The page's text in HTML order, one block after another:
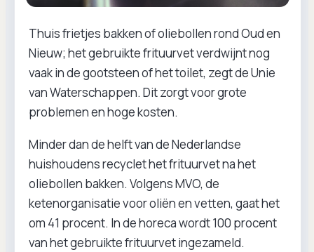
Thuis frietjes bakken of oliebollen rond Oud en
Nieuw; het gebruikte frituurvet verdwijnt nog
vaak in de gootsteen of het toilet, zegt de Unie
van Waterschappen. Dit zorgt voor grote
problemen en hoge kosten.
Minder dan de helft van de Nederlandse
huishoudens recyclet het frituurvet na het
oliebollen bakken. Volgens MVO, de
ketenorganisatie voor oliën en vetten, gaat het
om 41 procent. In de horeca wordt 100 procent
van het gebruikte frituurvet ingezameld.